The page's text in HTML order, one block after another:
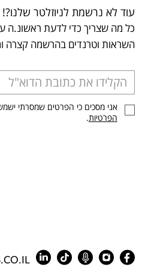
עוד לא נרשמת לניוזלטר שלנו?!
כל מה שצריך כדי לדעת ראשונ.ה
השראות וטרנדים בהרשמה קצרה
אני מסכים כי הפרטים שמסרתי
הפרטיות.